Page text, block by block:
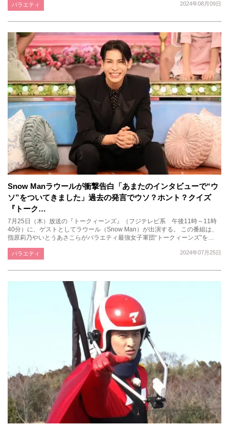
2024年08月09日
バラエティ
Snow Manラウールが衝撃告白「あまたのインタビューで“ウ
ソ”をついてきました」過去の発言でウソ？ホント？クイズ
『トーク…
7月25日（木）放送の『トークィーンズ』（フジテレビ系 午後11時～11時
40分）に、ゲストとしてラウール（Snow Man）が出演する。 この番組は、
指原莉乃やいとうあさこらがバラエティ最強女子軍団“トークィーンズ”を…
2024年07月25日
バラエティ